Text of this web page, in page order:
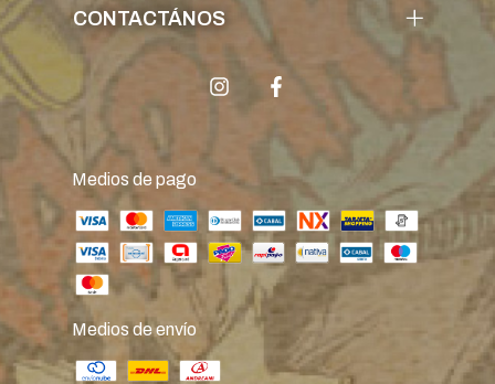
CONTACTÁNOS
Medios de pago
Medios de envío